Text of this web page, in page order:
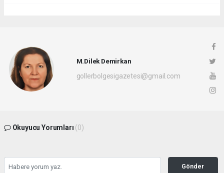
M.Dilek Demirkan
gollerbolgesigazetesi@gmail.com
Okuyucu Yorumları (0)
Gönder